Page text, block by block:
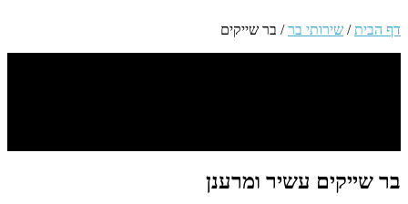
דף הבית/ שירותי בר/ בר שייקים
בר שייקים עשיר ומרענן